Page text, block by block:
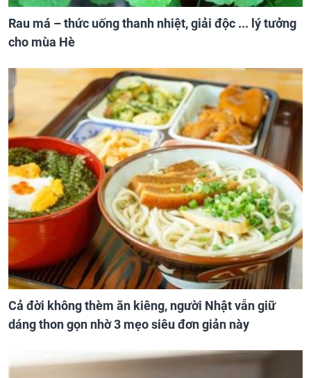
Rau má – thức uống thanh nhiệt, giải độc ... lý tưởng
cho mùa Hè
Cả đời không thèm ăn kiêng, người Nhật vẫn giữ
dáng thon gọn nhờ 3 mẹo siêu đơn giản này